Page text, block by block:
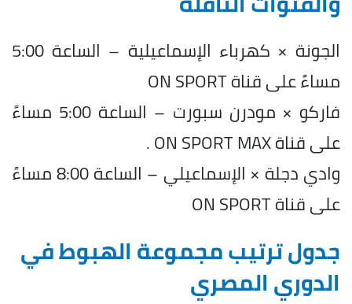
الجونة × كهرباء الإسماعيلية – الساعة 5:00
مساءً على قناة ON SPORT
فاركو × مودرن سبورت – الساعة 5:00 مساءً
على قناة ON SPORT MAX .
وادي دجلة × الإسماعيلي – الساعة 8:00 مساءً
على قناة ON SPORT
جدول ترتيب مجموعة الهبوط في
الدوري المصري